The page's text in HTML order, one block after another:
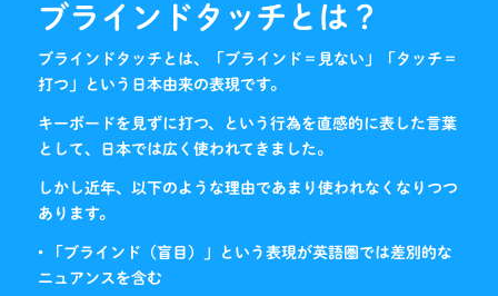
ブラインドタッチとは？
ブラインドタッチとは、「ブラインド＝見ない」「タッチ＝
打つ」という日本由来の表現です。
キーボードを見ずに打つ、という行為を直感的に表した言葉
として、日本では広く使われてきました。
しかし近年、以下のような理由であまり使われなくなりつつ
あります。
• 「ブラインド（盲目）」という表現が英語圏では差別的な
ニュアンスを含む